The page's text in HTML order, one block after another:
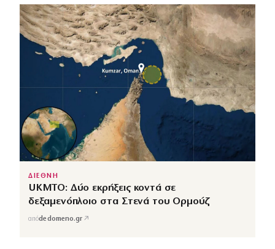
ΔΙΕΘΝΗ
UKMTO: Δύο εκρήξεις κοντά σε
δεξαμενόπλοιο στα Στενά του Ορμούζ
απόdedomeno.gr ↗